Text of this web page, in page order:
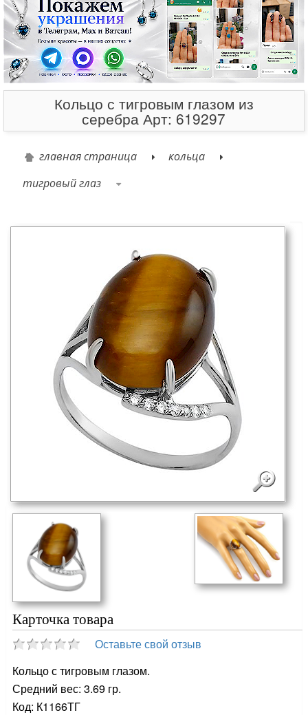
Кольцо с тигровым глазом из
серебра Арт: 619297
главная страница
кольца
тигровый глаз
Карточка товара
Оставьте свой отзыв
Кольцо с тигровым глазом.
Средний вес: 3.69 гр.
Код: К1166ТГ